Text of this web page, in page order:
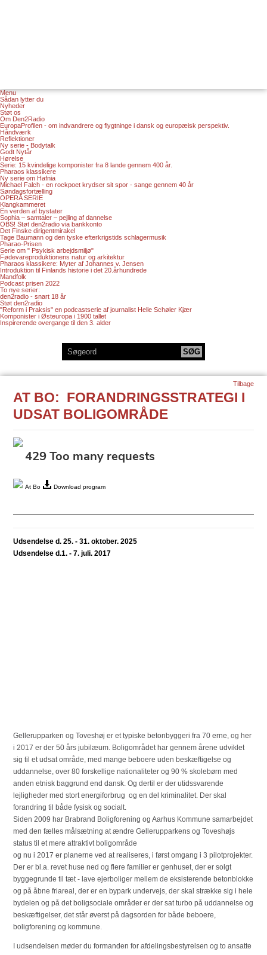
Menu
Sådan lytter du
Nyheder
Støt os
Om Den2Radio
EuropaProfilen - om indvandrere og flygtninge i dansk og europæisk perspektiv.
Håndværk
Reflektioner
Ny serie - Bodytalk
Godt Nytår
Hørelse
Serie: 15 kvindelige komponister fra 8 lande gennem 400 år.
Pharaos klassikere
Ny serie om Hafnia
Michael Falch - en rockpoet krydser sit spor - sange gennem 40 år
Søndagsfortælling
OPERA SERIE
Klangkammeret
En verden af bystater
Sophia – samtaler – pejling af dannelse
OBS! Støt den2radio via bankkonto
Det Finske dirigentmirakel
Tage Baumann og den tyske efterkrigstids schlagermusik
Pharao-Prisen
Serie om " Psykisk arbejdsmiljø"
Fødevareproduktionens natur og arkitektur
Pharaos klassikere: Myter af Johannes v. Jensen
Introduktion til Finlands historie i det 20.århundrede
Mandfolk
Podcast prisen 2022
To nye serier:
den2radio - snart 18 år
Støt den2radio
"Reform i Praksis" en podcastserie af journalist Helle Schøler Kjær
Komponister i Østeuropa i 1900 tallet
Inspirerende overgange til den 3. alder
AT BO: FORANDRINGSSTRATEGI I
UDSAT BOLIGOMRÅDE
At Bo Download program
Udsendelse d. 25. - 31. oktober. 2025
Udsendelse d.1. - 7. juli. 2017
Gellerupparken og Toveshøj er et typiske betonbyggeri fra 70 erne, og her
i 2017 er der 50 års jubilæum. Boligområdet har gennem årene udviklet
sig til et udsat område, med mange beboere uden beskæftigelse og
uddannelse, over 80 forskellige nationaliteter og 90 % skolebørn med
anden etnisk baggrund end dansk. Og dertil er der utidssvarende
lejligheder med stort energiforbrug og en del kriminalitet. Der skal
forandring til både fysisk og socialt.
Siden 2009 har Brabrand Boligforening og Aarhus Kommune samarbejdet
med den fælles målsætning at ændre Gellerupparkens og Toveshøjs
status til et mere attraktivt boligområde
og nu i 2017 er planerne ved at realiseres, i først omgang i 3 pilotprojekter.
Der er bl.a. revet huse ned og flere familier er genhuset, der er solgt
byggegrunde til tæt - lave ejerboliger mellem de eksisterende betonblokke
og på åbne friareal, der er en bypark undervejs, der skal strække sig i hele
bydelen og på det boligsociale områder er der sat turbo på uddannelse og
beskæftigelser, det står øverst på dagsorden for både beboere,
boligforening og kommune.
I udsendelsen møder du formanden for afdelingsbestyrelsen og to ansatte
Tilbage